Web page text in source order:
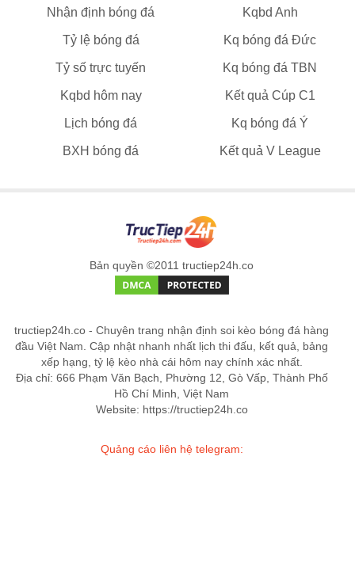
Nhận định bóng đá Kqbd Anh
Tỷ lệ bóng đá Kq bóng đá Đức
Tỷ số trực tuyến Kq bóng đá TBN
Kqbd hôm nay Kết quả Cúp C1
Lịch bóng đá Kq bóng đá Ý
BXH bóng đá Kết quả V League
Bản quyền ©2011 tructiep24h.co
tructiep24h.co - Chuyên trang nhận định soi kèo bóng đá hàng
đầu Việt Nam. Cập nhật nhanh nhất lịch thi đấu, kết quả, bảng
xếp hạng, tỷ lệ kèo nhà cái hôm nay chính xác nhất.
Địa chỉ: 666 Phạm Văn Bạch, Phường 12, Gò Vấp, Thành Phố
Hồ Chí Minh, Việt Nam
Website: https://tructiep24h.co
Quảng cáo liên hệ telegram: